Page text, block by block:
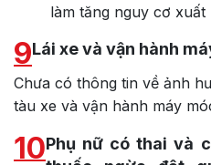
làm tăng nguy cơ
9Lái xe và vận hành
Chưa có thông tin về ảnh
tàu xe và vận hành máy
10Phụ nữ có thai và